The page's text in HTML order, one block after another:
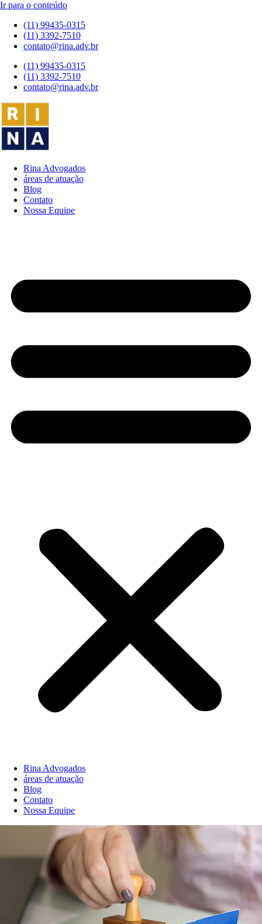
Ir para o conteúdo
(11) 99435-0315
(11) 3392-7510
contato@rina.adv.br
(11) 99435-0315
(11) 3392-7510
contato@rina.adv.br
Rina Advogados
áreas de atuação
Blog
Contato
Nossa Equipe
Rina Advogados
áreas de atuação
Blog
Contato
Nossa Equipe